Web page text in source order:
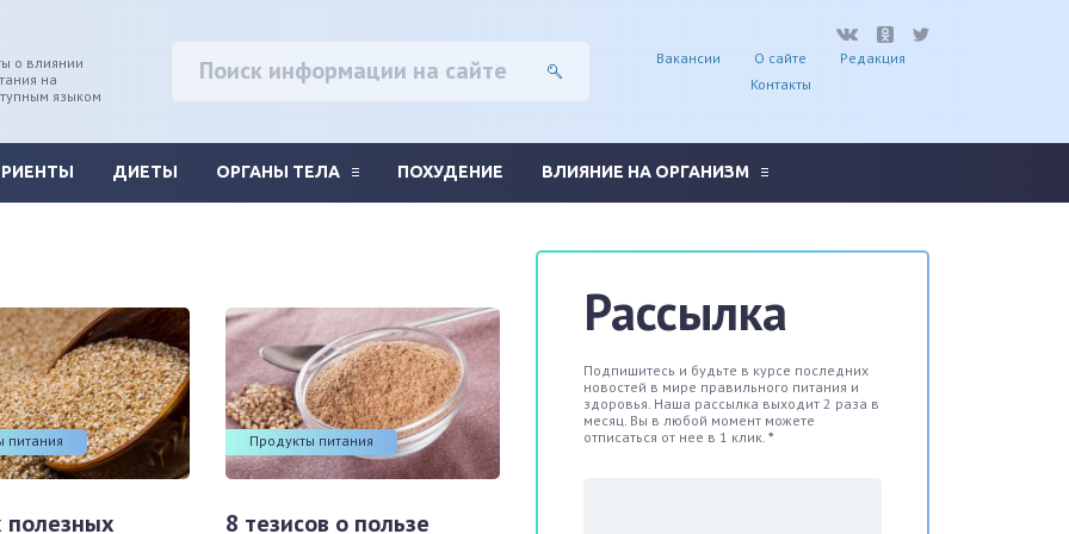
о влиянии
на
языком
ДИЕТЫ ОРГАНЫ ТЕЛА ПОХУДЕНИЕ ВЛИЯНИЕ НА ОРГАНИЗМ
Вакансии О сайте
Редакция
Контакты
питания
полезных
Продукты питания
8 тезисов о пользе
Рассылка
Подпишитесь и будьте в курсе последних
новостей в мире правильного питания и
здоровья. Наша рассылка выходит 2 раза в
месяц. Вы в любой момент можете
отписаться от нее в 1 клик. *